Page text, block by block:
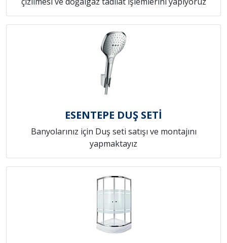
ESENTEPE DUŞ SETİ
Banyolarınız için Duş seti satışı ve montajını
yapmaktayız